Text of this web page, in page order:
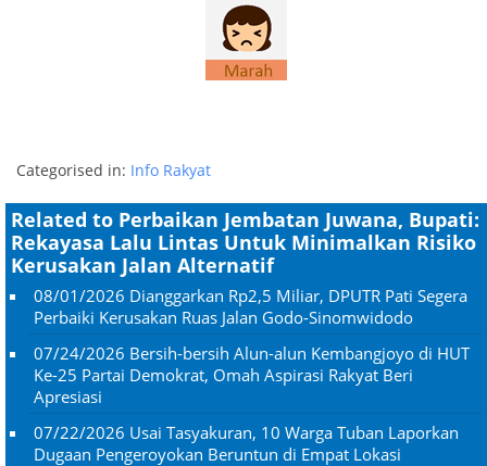
Categorised in: Info Rakyat
Related to Perbaikan Jembatan Juwana, Bupati:
Rekayasa Lalu Lintas Untuk Minimalkan Risiko
Kerusakan Jalan Alternatif
08/01/2026 Dianggarkan Rp2,5 Miliar, DPUTR Pati Segera
Perbaiki Kerusakan Ruas Jalan Godo-Sinomwidodo
07/24/2026 Bersih-bersih Alun-alun Kembangjoyo di HUT
Ke-25 Partai Demokrat, Omah Aspirasi Rakyat Beri
Apresiasi
07/22/2026 Usai Tasyakuran, 10 Warga Tuban Laporkan
Dugaan Pengeroyokan Beruntun di Empat Lokasi